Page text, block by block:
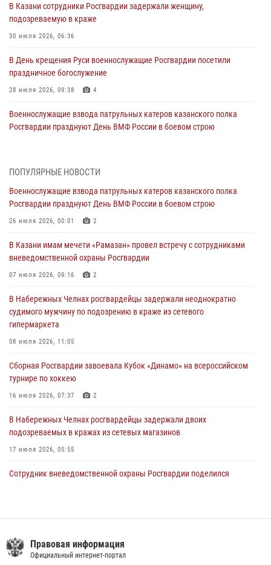
В Казани сотрудники Росгвардии задержали женщину,
подозреваемую в краже
30 июля 2026, 06:36
В День крещения Руси военнослужащие Росгвардии посетили
праздничное богослужение
28 июля 2026, 09:38 4
Военнослужащие взвода патрульных катеров казанского полка
Росгвардии празднуют День ВМФ России в боевом строю
Татарстанские росгвардейцы завоевали «бронзу» в окружном этапе
24 июля 2026, 15:05 4
В казанском полку Росгвардии состоялся концерт певицы Кристины
В Нижнекамске сотрудники Росгвардии задержали подозреваемого
23 июля 2026, 06:47
В Казани Росгвардия приняла участие в обеспечении безопасности
крестного хода и освящения храма
ПОПУЛЯРНЫЕ НОВОСТИ
Военнослужащие взвода патрульных катеров казанского полка
Росгвардии празднуют День ВМФ России в боевом строю
26 июля 2026, 00:01 2
В Казани имам мечети «Рамазан» провел встречу с сотрудниками
вневедомственной охраны Росгвардии
07 июля 2026, 09:16 2
В Набережных Челнах росгвардейцы задержали неоднократно
судимого мужчину по подозрению в краже из сетевого
гипермаркета
08 июля 2026, 11:05
Сборная Росгвардии завоевала Кубок «Динамо» на всероссийском
турнире по хоккею
16 июля 2026, 07:37 2
В Набережных Челнах росгвардейцы задержали двоих
подозреваемых в кражах из сетевых магазинов
17 июля 2026, 05:55
Сотрудник вневедомственной охраны Росгвардии поделился
Соколовской
23 июля 2026, 10:22 2
Правовая информация
Официальный интернет-портал